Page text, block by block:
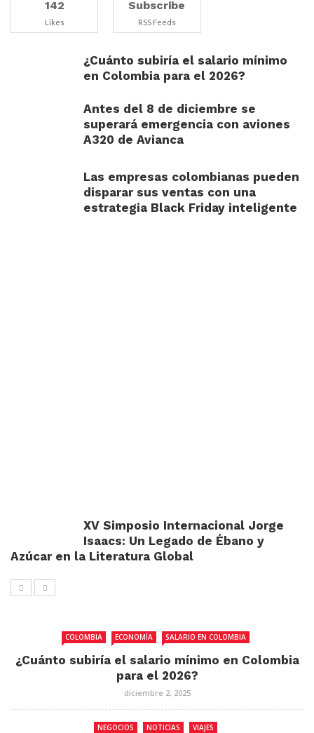
142
Likes
Subscribe
RSS Feeds
¿Cuánto subiría el salario mínimo
en Colombia para el 2026?
Antes del 8 de diciembre se
superará emergencia con aviones
A320 de Avianca
Las empresas colombianas pueden
disparar sus ventas con una
estrategia Black Friday inteligente
XV Simposio Internacional Jorge
Isaacs: Un Legado de Ébano y
Azúcar en la Literatura Global
COLOMBIA ECONOMÍA SALARIO EN COLOMBIA
¿Cuánto subiría el salario mínimo en Colombia
para el 2026?
diciembre 2, 2025
NEGOCIOS NOTICIAS VIAJES